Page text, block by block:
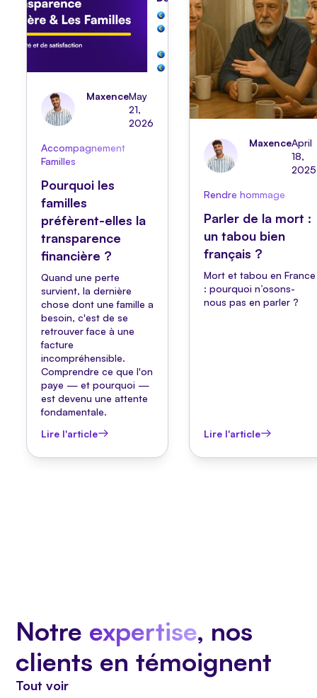
MaxenceMay
21,
2026
Accompagnement
Familles
Pourquoi les
familles
préfèrent-elles la
transparence
financière ?
Quand une perte
survient, la dernière
chose dont une famille a
besoin, c'est de se
retrouver face à une
facture
incompréhensible.
Comprendre ce que l'on
paye — et pourquoi —
est devenu une attente
fondamentale.
Lire l'article
MaxenceApril
18,
2025
Rendre hommage
Parler de la mort :
un tabou bien
français ?
Mort et tabou en France
: pourquoi n’osons-
nous pas en parler ?
Lire l'article
Notre expertise, nos
clients en témoignent
Tout voir